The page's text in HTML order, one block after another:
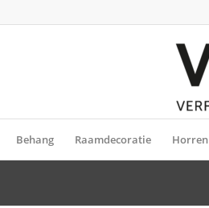
Behang Raamdecoratie Horren